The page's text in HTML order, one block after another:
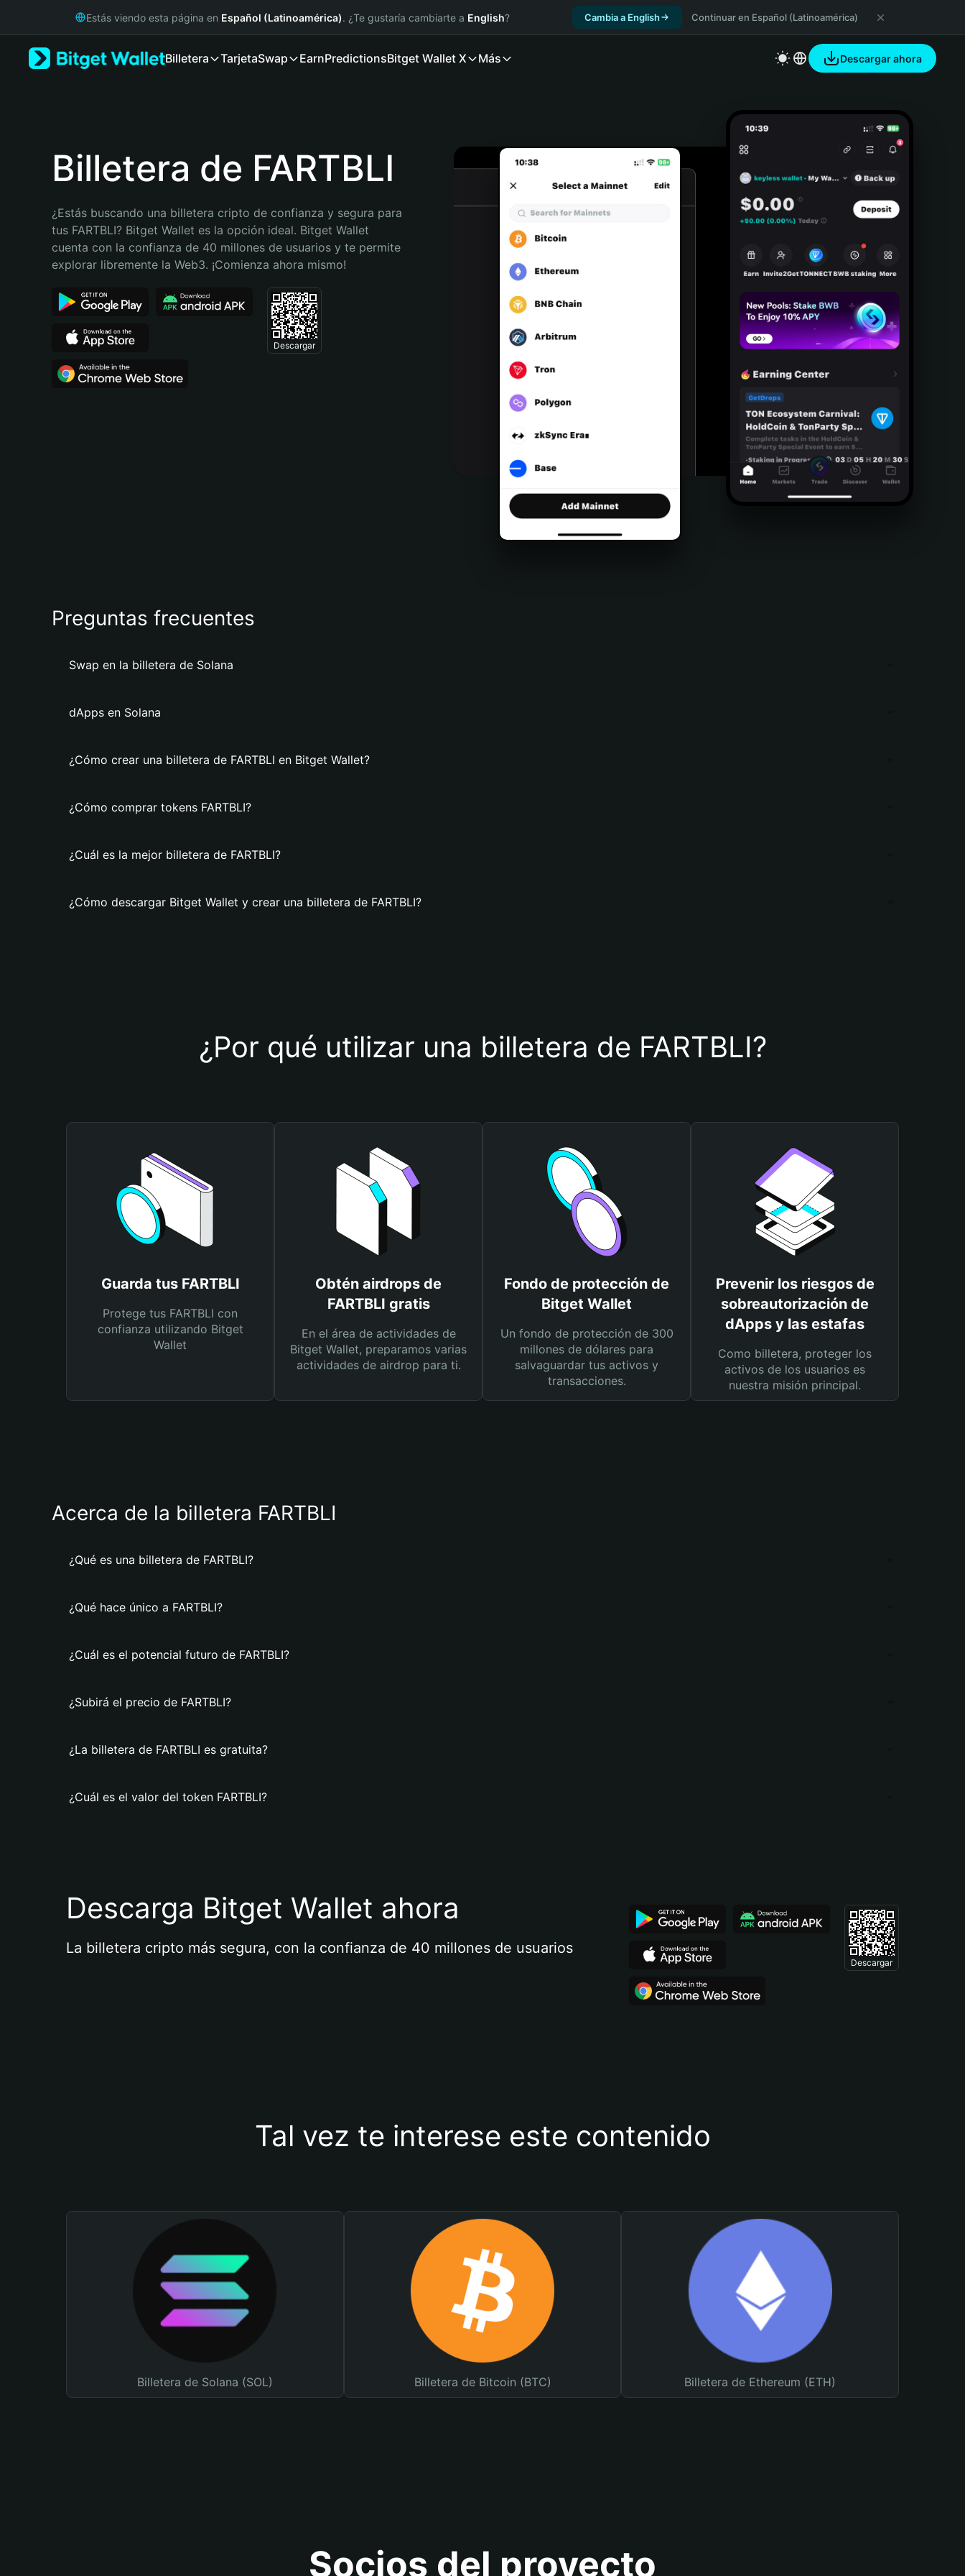
Русский
Bahasa Indonesia
Português (Brasil)
Estás viendo esta página en Español (Latinoamérica). ¿Te gustaría cambiarte a English? Cambia a English Continuar en Español (Latinoamérica)
Billetera TarjetaSwap EarnPredictionsBitget Wallet X Más Descargar ahora
Billetera de FARTBLI
¿Estás buscando una billetera cripto de confianza y segura para
tus FARTBLI? Bitget Wallet es la opción ideal. Bitget Wallet
cuenta con la confianza de 40 millones de usuarios y te permite
explorar libremente la Web3. ¡Comienza ahora mismo!
Descargar
Preguntas frecuentes
Swap en la billetera de Solana
dApps en Solana
¿Cómo crear una billetera de FARTBLI en Bitget Wallet?
¿Cómo comprar tokens FARTBLI?
¿Cuál es la mejor billetera de FARTBLI?
¿Cómo descargar Bitget Wallet y crear una billetera de FARTBLI?
¿Por qué utilizar una billetera de FARTBLI?
Guarda tus FARTBLI
Protege tus FARTBLI con
confianza utilizando Bitget
Wallet
Obtén airdrops de
FARTBLI gratis
En el área de actividades de
Bitget Wallet, preparamos varias
actividades de airdrop para ti.
Fondo de protección de
Bitget Wallet
Un fondo de protección de 300
millones de dólares para
salvaguardar tus activos y
transacciones.
Prevenir los riesgos de
sobreautorización de
dApps y las estafas
Como billetera, proteger los
activos de los usuarios es
nuestra misión principal.
Acerca de la billetera FARTBLI
¿Qué es una billetera de FARTBLI?
¿Qué hace único a FARTBLI?
¿Cuál es el potencial futuro de FARTBLI?
¿Subirá el precio de FARTBLI?
¿La billetera de FARTBLI es gratuita?
¿Cuál es el valor del token FARTBLI?
Descarga Bitget Wallet ahora
La billetera cripto más segura, con la confianza de 40 millones de usuarios
Descargar
Tal vez te interese este contenido
Billetera de Solana (SOL) Billetera de Bitcoin (BTC) Billetera de Ethereum (ETH)
Socios del proyecto